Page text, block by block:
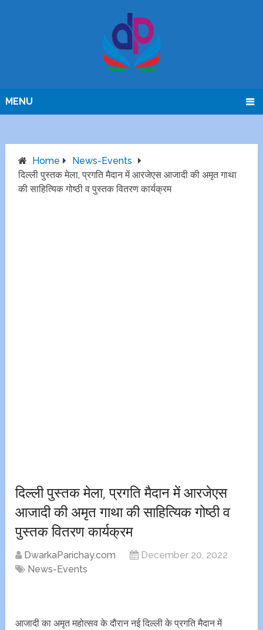
MENU
Home
News-Events
दिल्ली पुस्तक मेला, प्रगति मैदान में आरजेएस आजादी की अमृत गाथा
की साहित्यिक गोष्ठी व पुस्तक वितरण कार्यक्रम
दिल्ली पुस्तक मेला, प्रगति मैदान में आरजेएस
आजादी की अमृत गाथा की साहित्यिक गोष्ठी व
पुस्तक वितरण कार्यक्रम
DwarkaParichay.com
December 20, 2022
News-Events
आजादी का अमृत महोत्सव के दौरान नई दिल्ली के प्रगति मैदान में